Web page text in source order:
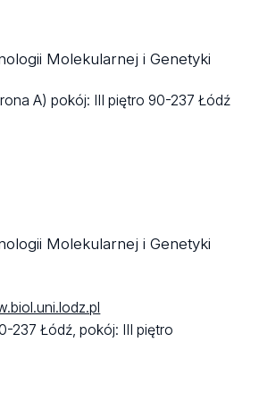
Molekularnej i Genetyki
A)pokój: III piętro90-237 Łódź
Molekularnej i Genetyki
237 Łódź,pokój: III piętro